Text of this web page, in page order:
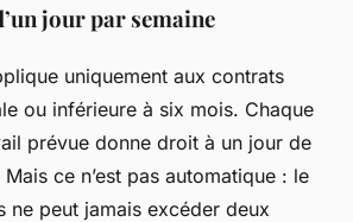
jour par semaine
uniquement aux contrats
ou inférieure à six mois. Chaque
prévue donne droit à un jour de
Mais ce n’est pas automatique : le
ne peut jamais excéder deux